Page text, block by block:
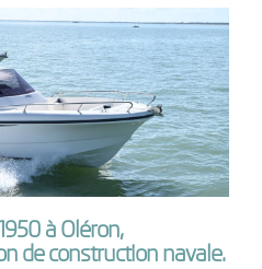
à Oléron,
de construction navale.